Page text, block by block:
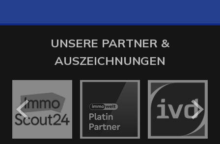
UNSERE PARTNER &
AUSZEICHNUNGEN